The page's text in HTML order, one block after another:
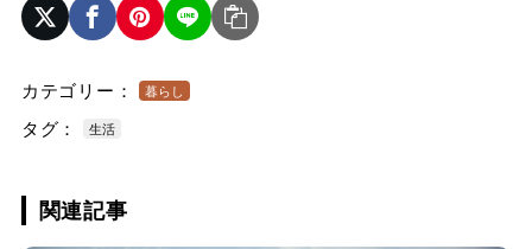
カテゴリー： 暮らし
タグ： 生活
関連記事